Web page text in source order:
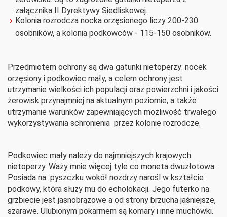
załącznika II Dyrektywy Siedliskowej.
Kolonia rozrodcza nocka orzęsionego liczy 200-230
osobników, a kolonia podkowców - 115-150 osobników.
Przedmiotem ochrony są dwa gatunki nietoperzy: nocek
orzęsiony i podkowiec mały, a celem ochrony jest
utrzymanie wielkości ich populacji oraz powierzchni i jakości
żerowisk przynajmniej na aktualnym poziomie, a także
utrzymanie warunków zapewniających możliwość trwałego
wykorzystywania schronienia przez kolonie rozrodcze.
Podkowiec mały należy do najmniejszych krajowych
nietoperzy. Waży mnie więcej tyle co moneta dwuzłotowa.
Posiada na pyszczku wokół nozdrzy narośl w kształcie
podkowy, która służy mu do echolokacji. Jego futerko na
grzbiecie jest jasnobrązowe a od strony brzucha jaśniejsze,
szarawe. Ulubionym pokarmem są komary i inne muchówki.